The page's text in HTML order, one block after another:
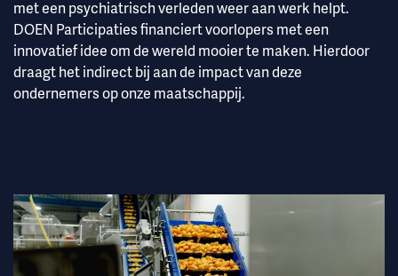
met een psychiatrisch verleden weer aan werk helpt.
DOEN Participaties financiert voorlopers met een
innovatief idee om de wereld mooier te maken. Hierdoor
draagt het indirect bij aan de impact van deze
ondernemers op onze maatschappij.